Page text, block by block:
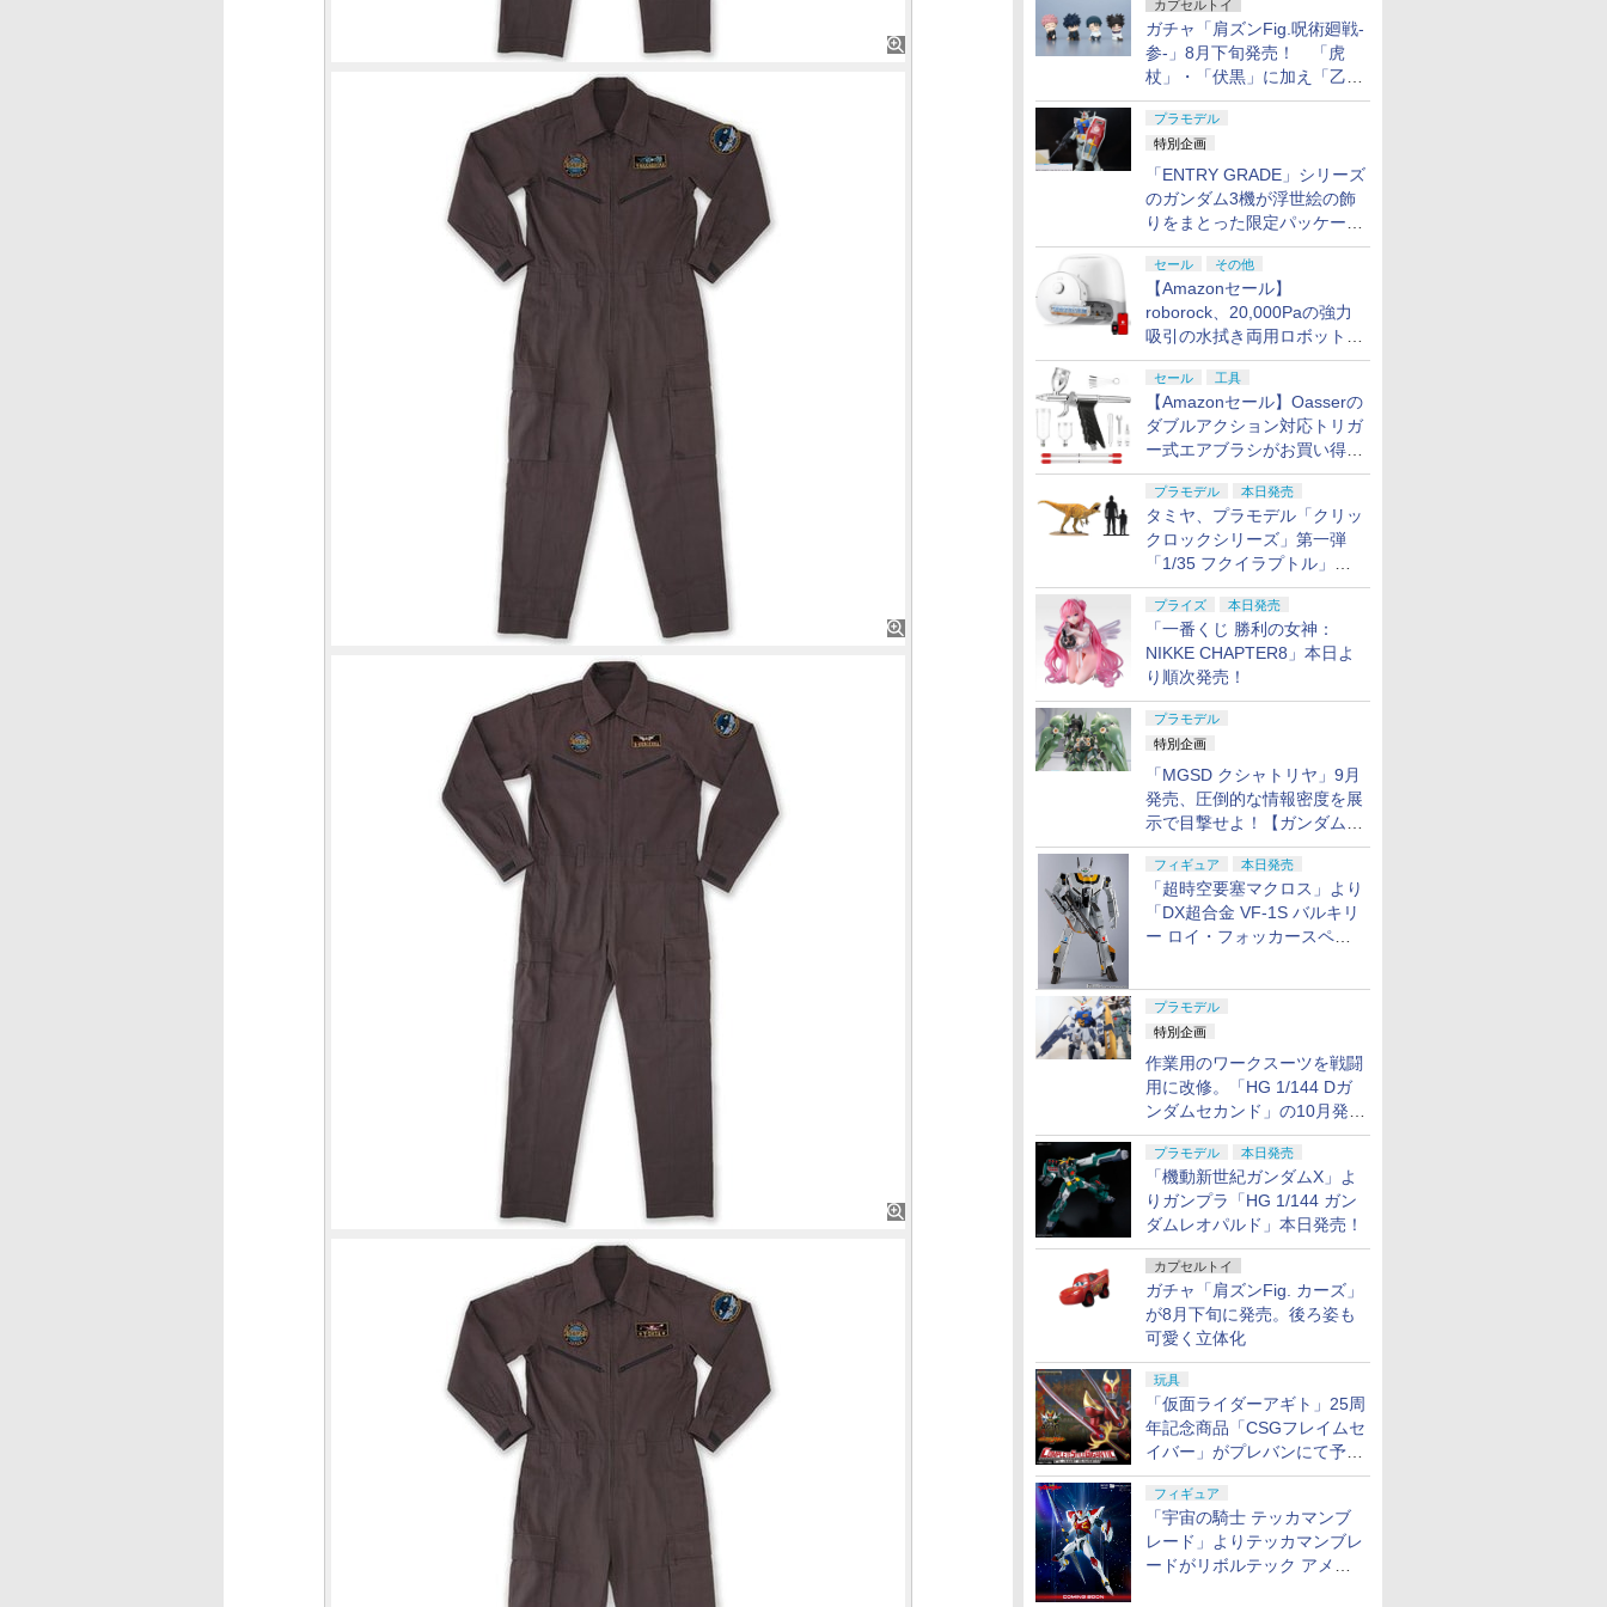
カプセルトイ
ガチャ「肩ズンFig.呪術廻戦-
参-」8月下旬発売！ 「虎
杖」・「伏黒」に加え「乙
骨」・「脹相」がラインナッ
プ
プラモデル
特別企画
「ENTRY GRADE」シリーズ
のガンダム3機が浮世絵の飾
りをまとった限定パッケージ
で8月29日に発売！ お土産
にもピッタリ!?【ガンダムベ
ース撮り下ろし】
セール その他
【Amazonセール】
roborock、20,000Paの強力
吸引の水拭き両用ロボット掃
除機「Qrevo Curv 2 Flow」
がお買い得！
セール 工具
【Amazonセール】Oasserの
ダブルアクション対応トリガ
ー式エアブラシがお買い得価
格で登場！
プラモデル 本日発売
タミヤ、プラモデル「クリッ
クロックシリーズ」第一弾
「1/35 フクイラプトル」本
日発売！
プライズ 本日発売
「一番くじ 勝利の女神：
NIKKE CHAPTER8」本日よ
り順次発売！
プラモデル
特別企画
「MGSD クシャトリヤ」9月
発売、圧倒的な情報密度を展
示で目撃せよ！【ガンダムベ
ース撮り下ろし】
フィギュア 本日発売
「超時空要塞マクロス」より
「DX超合金 VF-1S バルキリ
ー ロイ・フォッカースペシ
プラモデル
特別企画
作業用のワークスーツを戦闘
用に改修。「HG 1/144 Dガ
ンダムセカンド」の10月発送
分が予約受付中【ガンダムベ
ース撮り下ろし】
プラモデル 本日発売
「機動新世紀ガンダムX」よ
りガンプラ「HG 1/144 ガン
ダムレオパルド」本日発売！
カプセルトイ
ガチャ「肩ズンFig. カーズ」
が8月下旬に発売。後ろ姿も
可愛く立体化
玩具
「仮面ライダーアギト」25周
年記念商品「CSGフレイムセ
イバー」がプレバンにて予約
開始
フィギュア
「宇宙の騎士 テッカマンブ
レード」よりテッカマンブレ
ードがリボルテック アメイ